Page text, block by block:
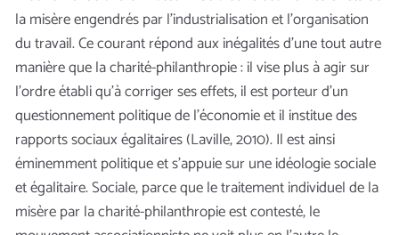
la misère engendrés par l’industrialisation et l’organisation
du travail. Ce courant répond aux inégalités d’une tout autre
manière que la charité-philanthropie : il vise plus à agir sur
l’ordre établi qu’à corriger ses effets, il est porteur d’un
questionnement politique de l’économie et il institue des
rapports sociaux égalitaires (Laville, 2010). Il est ainsi
éminemment politique et s’appuie sur une idéologie sociale
et égalitaire. Sociale, parce que le traitement individuel de la
misère par la charité-philanthropie est contesté, le